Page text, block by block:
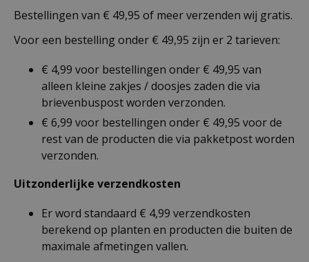
Bestellingen van € 49,95 of meer verzenden wij gratis.
Voor een bestelling onder € 49,95 zijn er 2 tarieven:
€ 4,99 voor bestellingen onder € 49,95 van
alleen kleine zakjes / doosjes zaden die via
brievenbuspost worden verzonden.
€ 6,99 voor bestellingen onder € 49,95 voor de
rest van de producten die via pakketpost worden
verzonden.
Uitzonderlijke verzendkosten
Er word standaard € 4,99 verzendkosten
berekend op planten en producten die buiten de
maximale afmetingen vallen.